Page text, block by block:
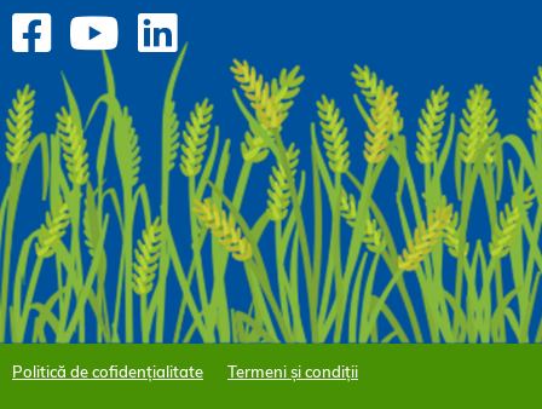
Politică de cofidențialitate Termeni și condiții